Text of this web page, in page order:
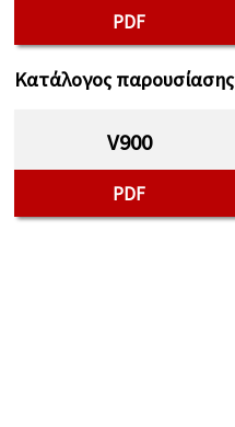
PDF
Κατάλογος παρουσίασης
V900
PDF